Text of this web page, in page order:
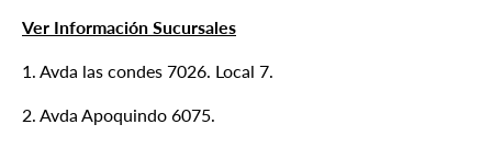
Ver Información Sucursales
1. Avda las condes 7026. Local 7.
2. Avda Apoquindo 6075.